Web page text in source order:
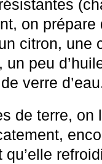
on
citron, une
peu
verre
de terre, on